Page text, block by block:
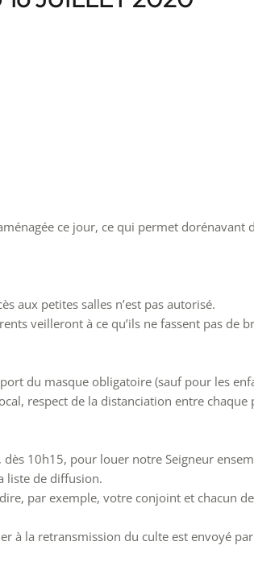
ce jour, ce qui permet dorénavant
aux petites salles n’est pas autorisé.
veilleront à ce qu’ils ne fassent pas de
du masque obligatoire (sauf pour les
respect de la distanciation entre chaque
10h15, pour louer notre Seigneur
liste de diffusion.
par exemple, votre conjoint et chacun
à la retransmission du culte est envoyé